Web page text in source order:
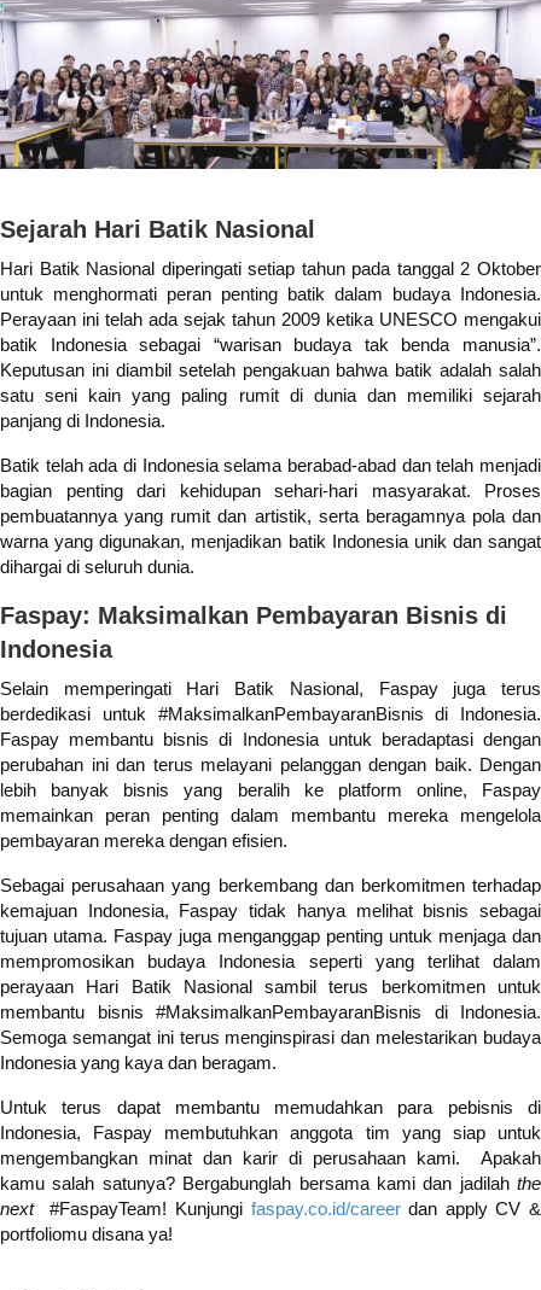
Sejarah Hari Batik Nasional
Hari Batik Nasional diperingati setiap tahun pada tanggal 2 Oktober
untuk menghormati peran penting batik dalam budaya Indonesia.
Perayaan ini telah ada sejak tahun 2009 ketika UNESCO mengakui
batik Indonesia sebagai “warisan budaya tak benda manusia”.
Keputusan ini diambil setelah pengakuan bahwa batik adalah salah
satu seni kain yang paling rumit di dunia dan memiliki sejarah
panjang di Indonesia.
Batik telah ada di Indonesia selama berabad-abad dan telah menjadi
bagian penting dari kehidupan sehari-hari masyarakat. Proses
pembuatannya yang rumit dan artistik, serta beragamnya pola dan
warna yang digunakan, menjadikan batik Indonesia unik dan sangat
dihargai di seluruh dunia.
Faspay: Maksimalkan Pembayaran Bisnis di
Indonesia
Selain memperingati Hari Batik Nasional, Faspay juga terus
berdedikasi untuk #MaksimalkanPembayaranBisnis di Indonesia.
Faspay membantu bisnis di Indonesia untuk beradaptasi dengan
perubahan ini dan terus melayani pelanggan dengan baik. Dengan
lebih banyak bisnis yang beralih ke platform online, Faspay
memainkan peran penting dalam membantu mereka mengelola
pembayaran mereka dengan efisien.
Sebagai perusahaan yang berkembang dan berkomitmen terhadap
kemajuan Indonesia, Faspay tidak hanya melihat bisnis sebagai
tujuan utama. Faspay juga menganggap penting untuk menjaga dan
mempromosikan budaya Indonesia seperti yang terlihat dalam
perayaan Hari Batik Nasional sambil terus berkomitmen untuk
membantu bisnis #MaksimalkanPembayaranBisnis di Indonesia.
Semoga semangat ini terus menginspirasi dan melestarikan budaya
Indonesia yang kaya dan beragam.
Untuk terus dapat membantu memudahkan para pebisnis di
Indonesia, Faspay membutuhkananggota tim yang siap untuk
mengembangkan minat dan karir di perusahaan kami. Apakah
kamu salah satunya? Bergabunglah bersama kami dan jadilah the
next#FaspayTeam! Kunjungi faspay.co.id/careerdan apply CV &
portfoliomu disana ya!